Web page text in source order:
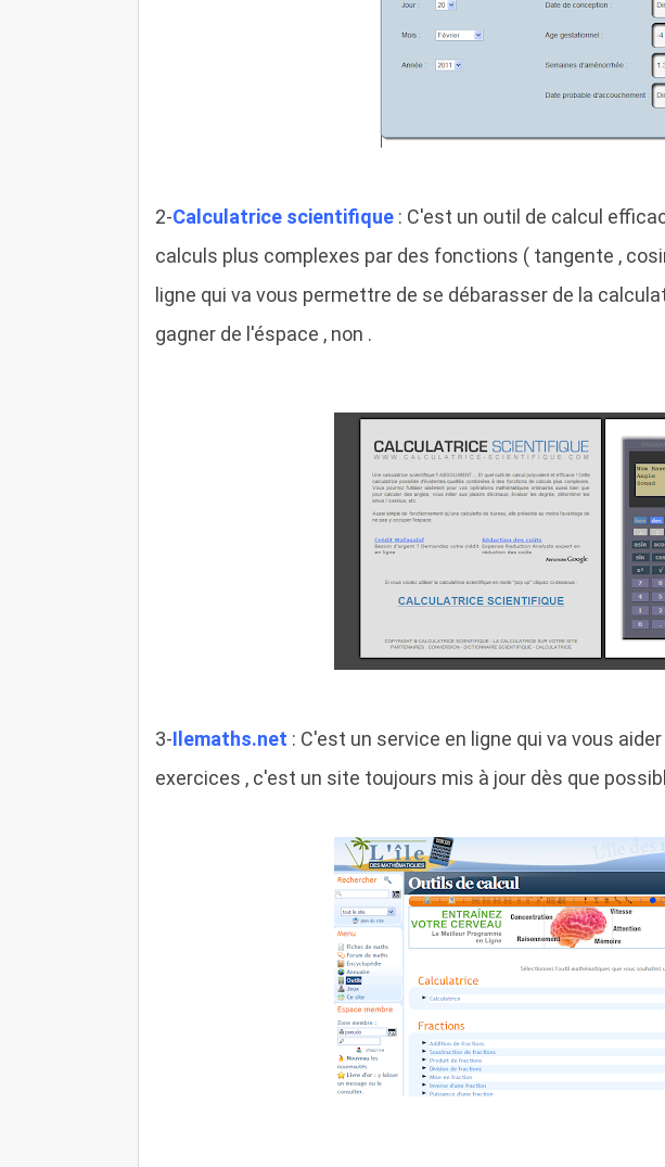
2-Calculatrice scientifique : C'est un outil de calcul
calculs plus complexes par des fonctions ( tangente ,
ligne qui va vous permettre de se débarasser de la
gagner de l'éspace , non .
3-Ilemaths.net : C'est un service en ligne qui va vous
exercices , c'est un site toujours mis à jour dès que